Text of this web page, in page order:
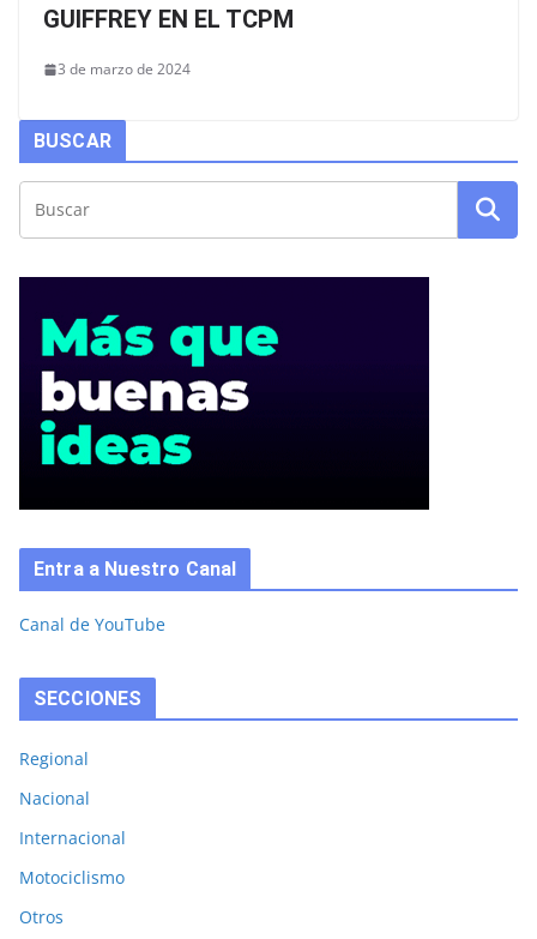
GUIFFREY EN EL TCPM
3 de marzo de 2024
BUSCAR
Entra a Nuestro Canal
Canal de YouTube
SECCIONES
Regional
Nacional
Internacional
Motociclismo
Otros